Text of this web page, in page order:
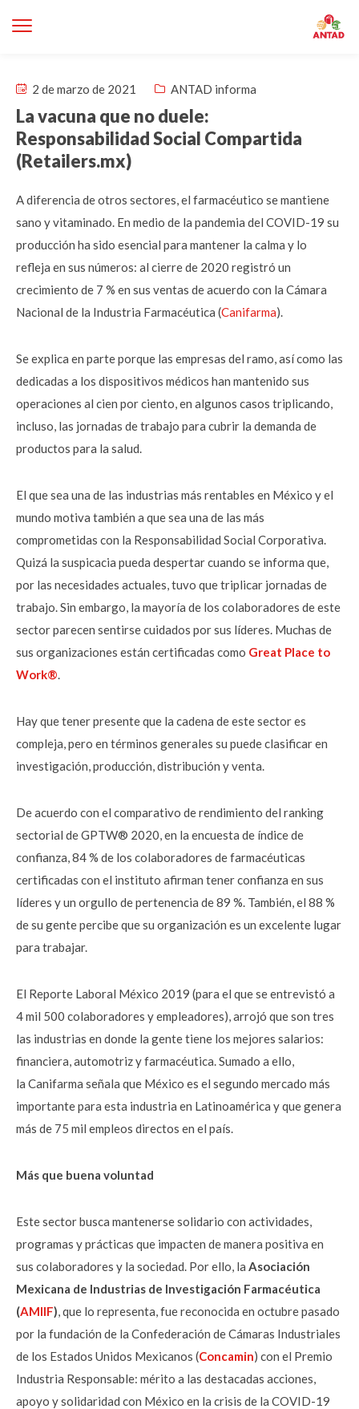
2 de marzo de 2021 ANTAD informa
La vacuna que no duele:
Responsabilidad Social Compartida
(Retailers.mx)
A diferencia de otros sectores, el farmacéutico se mantiene
sano y vitaminado. En medio de la pandemia del COVID-19 su
producción ha sido esencial para mantener la calma y lo
refleja en sus números: al cierre de 2020 registró un
crecimiento de 7 % en sus ventas de acuerdo con la Cámara
Nacional de la Industria Farmacéutica (Canifarma).
Se explica en parte porque las empresas del ramo, así como las
dedicadas a los dispositivos médicos han mantenido sus
operaciones al cien por ciento, en algunos casos triplicando,
incluso, las jornadas de trabajo para cubrir la demanda de
productos para la salud.
El que sea una de las industrias más rentables en México y el
mundo motiva también a que sea una de las más
comprometidas con la Responsabilidad Social Corporativa.
Quizá la suspicacia pueda despertar cuando se informa que,
por las necesidades actuales, tuvo que triplicar jornadas de
trabajo. Sin embargo, la mayoría de los colaboradores de este
sector parecen sentirse cuidados por sus líderes. Muchas de
sus organizaciones están certificadas como Great Place to
Work®.
Hay que tener presente que la cadena de este sector es
compleja, pero en términos generales su puede clasificar en
investigación, producción, distribución y venta.
De acuerdo con el comparativo de rendimiento del ranking
sectorial de GPTW® 2020, en la encuesta de índice de
confianza, 84 % de los colaboradores de farmacéuticas
certificadas con el instituto afirman tener confianza en sus
líderes y un orgullo de pertenencia de 89 %. También, el 88 %
de su gente percibe que su organización es un excelente lugar
para trabajar.
El Reporte Laboral México 2019 (para el que se entrevistó a
4 mil 500 colaboradores y empleadores), arrojó que son tres
las industrias en donde la gente tiene los mejores salarios:
financiera, automotriz y farmacéutica. Sumado a ello,
la Canifarma señala que México es el segundo mercado más
importante para esta industria en Latinoamérica y que genera
más de 75 mil empleos directos en el país.
Más que buena voluntad
Este sector busca mantenerse solidario con actividades,
programas y prácticas que impacten de manera positiva en
sus colaboradores y la sociedad. Por ello, la Asociación
Mexicana de Industrias de Investigación Farmacéutica
(AMIIF), que lo representa, fue reconocida en octubre pasado
por la fundación de la Confederación de Cámaras Industriales
de los Estados Unidos Mexicanos (Concamin) con el Premio
Industria Responsable: mérito a las destacadas acciones,
apoyo y solidaridad con México en la crisis de la COVID-19